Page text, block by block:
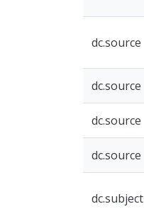
dc.source
dc.source
dc.source
dc.source
dc.subject